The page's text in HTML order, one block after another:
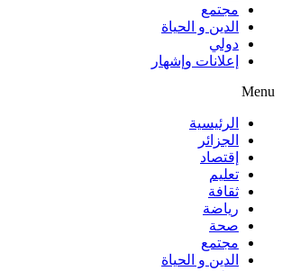
مجتمع
الدين و الحياة
دولي
إعلانات وإشهار
Menu
الرئيسية
الجزائر
إقتصاد
تعليم
ثقافة
رياضة
صحة
مجتمع
الدين و الحياة